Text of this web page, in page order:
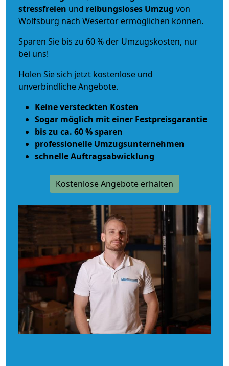
stressfreien und reibungsloses Umzug von
Wolfsburg nach Wesertor ermöglichen können.
Sparen Sie bis zu 60 % der Umzugskosten, nur
bei uns!
Holen Sie sich jetzt kostenlose und
unverbindliche Angebote.
Keine versteckten Kosten
Sogar möglich mit einer Festpreisgarantie
bis zu ca. 60 % sparen
professionelle Umzugsunternehmen
schnelle Auftragsabwicklung
Kostenlose Angebote erhalten